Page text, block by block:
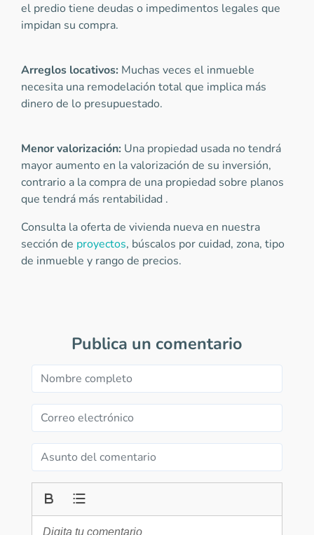
el predio tiene deudas o impedimentos legales que
impidan su compra.
Arreglos locativos: Muchas veces el inmueble
necesita una remodelación total que implica más
dinero de lo presupuestado.
Menor valorización: Una propiedad usada no tendrá
mayor aumento en la valorización de su inversión,
contrario a la compra de una propiedad sobre planos
que tendrá más rentabilidad .
Consulta la oferta de vivienda nueva en nuestra
sección de proyectos, búscalos por cuidad, zona, tipo
de inmueble y rango de precios.
Publica un comentario